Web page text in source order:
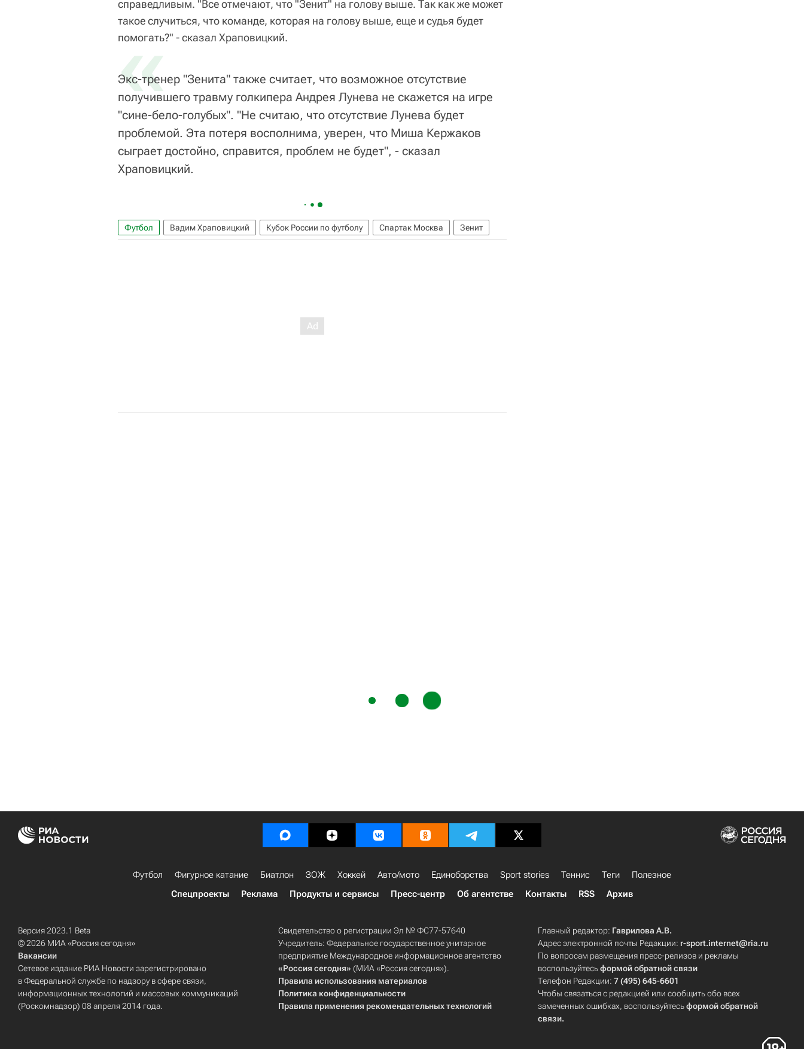
справедливым. "Все отмечают, что "Зенит" на голову выше. Так как же может
такое случиться, что команде, которая на голову выше, еще и судья будет
помогать?" - сказал Храповицкий.
«
Экс-тренер "Зенита" также считает, что возможное отсутствие
получившего травму голкипера Андрея Лунева не скажется на игре
"сине-бело-голубых". "Не считаю, что отсутствие Лунева будет
проблемой. Эта потеря восполнима, уверен, что Миша Кержаков
сыграет достойно, справится, проблем не будет", - сказал
Храповицкий.
Футбол Вадим Храповицкий Кубок России по футболу Спартак Москва Зенит
Футбол Фигурное катание Биатлон ЗОЖ Хоккей Авто/мото Единоборства Sport stories Теннис Теги
Полезное
Спецпроекты
Реклама Продукты и сервисы Пресс-центр Об агентстве Контакты RSS Архив
Версия 2023.1 Beta
© 2026 МИА «Россия сегодня»
Вакансии
Сетевое издание РИА Новости зарегистрировано
в Федеральной службе по надзору в сфере связи,
информационных технологий и массовых коммуникаций
(Роскомнадзор) 08 апреля 2014 года.
Свидетельство о регистрации Эл № ФС77-57640
Учредитель: Федеральное государственное унитарное
предприятие Международное информационное агентство
«Россия сегодня» (МИА «Россия сегодня»).
Правила использования материалов
Политика конфиденциальности
Правила применения рекомендательных технологий
Главный редактор: Гаврилова А.В.
Адрес электронной почты Редакции: r-sport.internet@ria.ru
По вопросам размещения пресс-релизов и рекламы
воспользуйтесьформой обратной связи
Телефон Редакции:7 (495) 645-6601
Чтобы связаться с редакцией или сообщить обо всех
замеченных ошибках, воспользуйтесьформой обратной
связи.